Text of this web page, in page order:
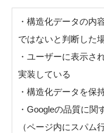
・構造化データの内
ではないと判断した
・ユーザーに表示さ
実装している
・構造化データを保
・Googleの品質に関
（ページ内にスパム